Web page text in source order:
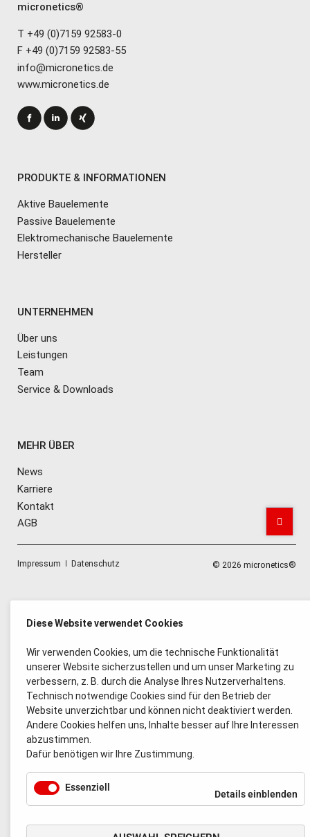
micronetics®
T +49 (0)7159 92583-0
F +49 (0)7159 92583-55
info@micronetics.de
www.micronetics.de
PRODUKTE & INFORMATIONEN
Aktive Bauelemente
Passive Bauelemente
Elektromechanische Bauelemente
Hersteller
UNTERNEHMEN
Über uns
Leistungen
Team
Service & Downloads
MEHR ÜBER
News
Karriere
Kontakt
AGB
Navigation
Impressum Datenschutz © 2026 micronetics®
Diese Website verwendet Cookies
Wir verwenden Cookies, um die technische Funktionalität
unserer Website sicherzustellen und um unser Marketing zu
verbessern, z. B. durch die Analyse Ihres Nutzerverhaltens.
Technisch notwendige Cookies sind für den Betrieb der
Website unverzichtbar und können nicht deaktiviert werden.
Andere Cookies helfen uns, Inhalte besser auf Ihre Interessen
abzustimmen.
Dafür benötigen wir Ihre Zustimmung.
Essenziell
Details einblenden